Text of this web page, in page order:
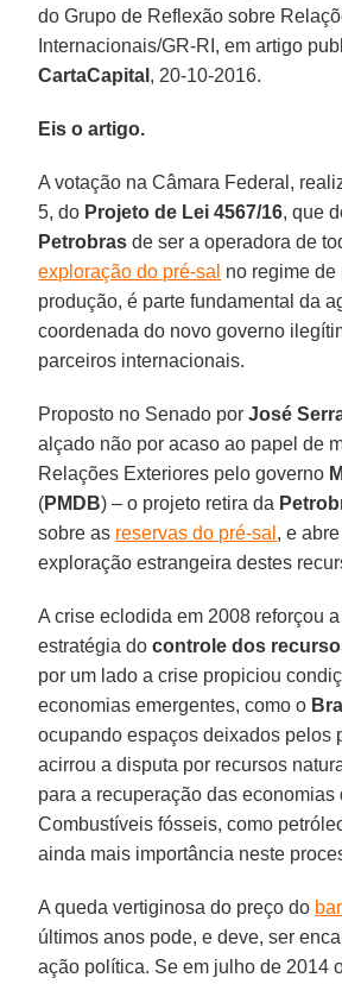
do Grupo de Reflexão sobre
Internacionais/GR-RI, em artigo
CartaCapital , 20-10-2016.
Eis o artigo.
A votação na Câmara Federal,
5, do Projeto de Lei 4567/16, que
Petrobras de ser a operadora de
exploração do pré-sal no regime de
produção, é parte fundamental da
coordenada do novo governo
parceiros internacionais.
Proposto no Senado por José
alçado não por acaso ao papel de
Relações Exteriores pelo governo
(PMDB) – o projeto retira da
sobre as reservas do pré-sal , e
exploração estrangeira destes
A crise eclodida em 2008 reforçou
estratégia docontrole dos
por um lado a crise propiciou
economias emergentes, como o
ocupando espaços deixados pelos
acirrou a disputa por recursos
para a recuperação das economias
Combustíveis fósseis, como
ainda mais importância neste
A queda vertiginosa do preço do
últimos anos pode, e deve, ser
ação política. Se em julho de 2014